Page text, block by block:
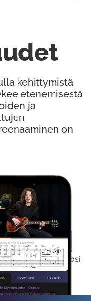
sisältömme käyttöösi
kehittymistä
etenemisestä
ja
on